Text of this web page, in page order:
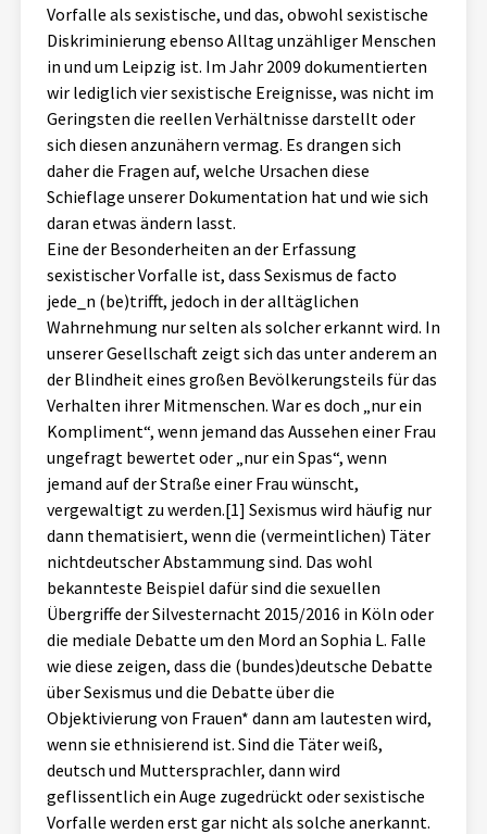
Vorfalle als sexistische, und das, obwohl sexistische
Diskriminierung ebenso Alltag unzähliger Menschen
in und um Leipzig ist. Im Jahr 2009 dokumentierten
wir lediglich vier sexistische Ereignisse, was nicht im
Geringsten die reellen Verhältnisse darstellt oder
sich diesen anzunähern vermag. Es drangen sich
daher die Fragen auf, welche Ursachen diese
Schieflage unserer Dokumentation hat und wie sich
daran etwas ändern lasst.
Eine der Besonderheiten an der Erfassung
sexistischer Vorfalle ist, dass Sexismus de facto
jede_n (be)trifft, jedoch in der alltäglichen
Wahrnehmung nur selten als solcher erkannt wird. In
unserer Gesellschaft zeigt sich das unter anderem an
der Blindheit eines großen Bevölkerungsteils für das
Verhalten ihrer Mitmenschen. War es doch „nur ein
Kompliment“, wenn jemand das Aussehen einer Frau
ungefragt bewertet oder „nur ein Spas“, wenn
jemand auf der Straße einer Frau wünscht,
vergewaltigt zu werden.[1] Sexismus wird häufig nur
dann thematisiert, wenn die (vermeintlichen) Täter
nichtdeutscher Abstammung sind. Das wohl
bekannteste Beispiel dafür sind die sexuellen
Übergriffe der Silvesternacht 2015/2016 in Köln oder
die mediale Debatte um den Mord an Sophia L. Falle
wie diese zeigen, dass die (bundes)deutsche Debatte
über Sexismus und die Debatte über die
Objektivierung von Frauen* dann am lautesten wird,
wenn sie ethnisierend ist. Sind die Täter weiß,
deutsch und Muttersprachler, dann wird
geflissentlich ein Auge zugedrückt oder sexistische
Vorfalle werden erst gar nicht als solche anerkannt.